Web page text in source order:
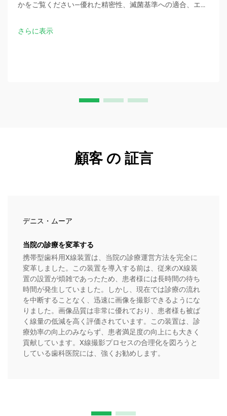
かをご覧ください—優れた精密性、滅菌基準への適合、エル
ぐ臨床仕様をお問い合わせください。
さらに表示
顧客 の 証言
デニス・ムーア
当院の診療を変革する
携帯型歯科用X線装置は、当院の診療運営方法を完全に
変革しました。この装置を導入する前は、従来のX線装
置の設置が煩雑であったため、患者様には長時間の待ち
時間が発生していました。しかし、現在では診療の流れ
を中断することなく、迅速に画像を撮影できるようにな
りました。画像品質は非常に優れており、患者様も被ば
く線量の低減を高く評価されています。この装置は、診
療効率の向上のみならず、患者満足度の向上にも大きく
貢献しています。X線撮影プロセスの合理化を図ろうと
している歯科医院には、強くお勧めします。